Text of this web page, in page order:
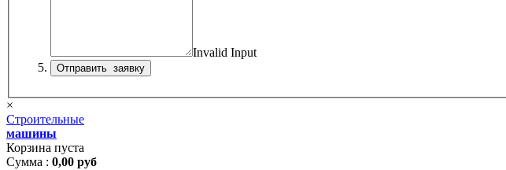
Invalid Input
×
Строительные
машины
Корзина пуста
Сумма : 0,00 руб